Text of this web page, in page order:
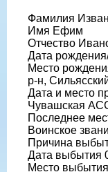
Фамилия
Имя Ефим
Отчество
Дата
Место
р-н,
Дата и место
Чувашская
Последнее
Воинское
Причина
Дата выбытия
Место